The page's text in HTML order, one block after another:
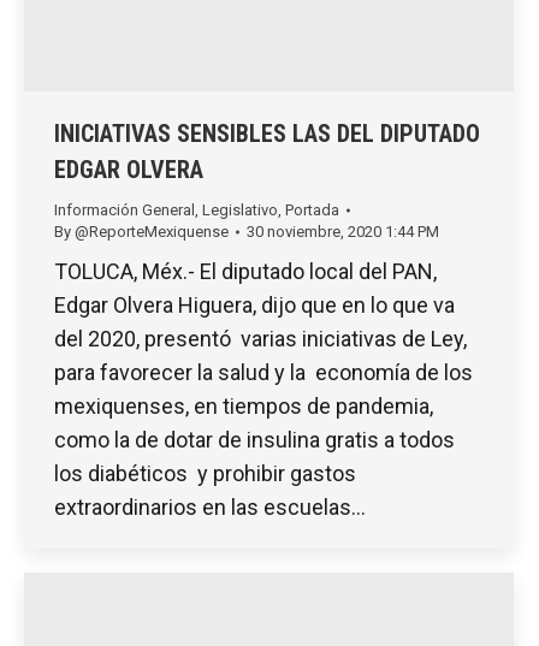
INICIATIVAS SENSIBLES LAS DEL DIPUTADO
EDGAR OLVERA
Información General Legislativo Portada
By @ReporteMexiquense 30 noviembre, 2020 1:44 PM
TOLUCA, Méx.- El diputado local del PAN,
Edgar Olvera Higuera, dijo que en lo que va
del 2020, presentó varias iniciativas de Ley,
para favorecer la salud y la economía de los
mexiquenses, en tiempos de pandemia,
como la de dotar de insulina gratis a todos
los diabéticos y prohibir gastos
extraordinarios en las escuelas…